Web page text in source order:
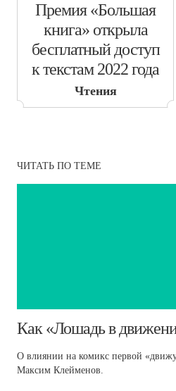
​Премия «Большая
книга» открыла
бесплатный доступ
к текстам 2022 года
Чтения
ЧИТАТЬ ПО ТЕМЕ
​Как «Лошадь в
О влиянии на комикс первой
Максим Клейменов.